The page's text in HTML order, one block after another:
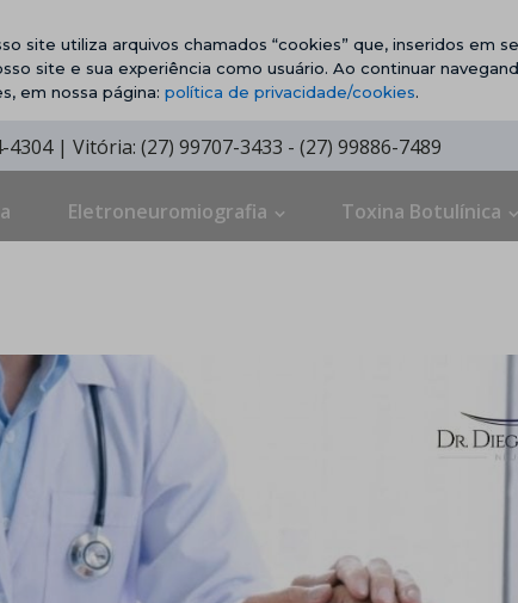
site utiliza arquivos chamados “cookies” que, inseridos em
site e sua experiência como usuário. Ao continuar
em nossa página: política de privacidade/cookies.
4304 | Vitória: (27) 99707-3433 - (27) 99886-7489
Eletroneuromiografia Toxina Botulínica